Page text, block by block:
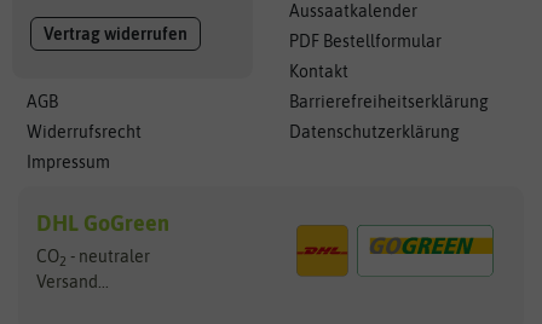
Vertrag widerrufen
AGB
Widerrufsrecht
Impressum
Aussaatkalender
PDF Bestellformular
Kontakt
Barrierefreiheitserklärung
Datenschutzerklärung
DHL GoGreen
CO2 - neutraler
Versand...